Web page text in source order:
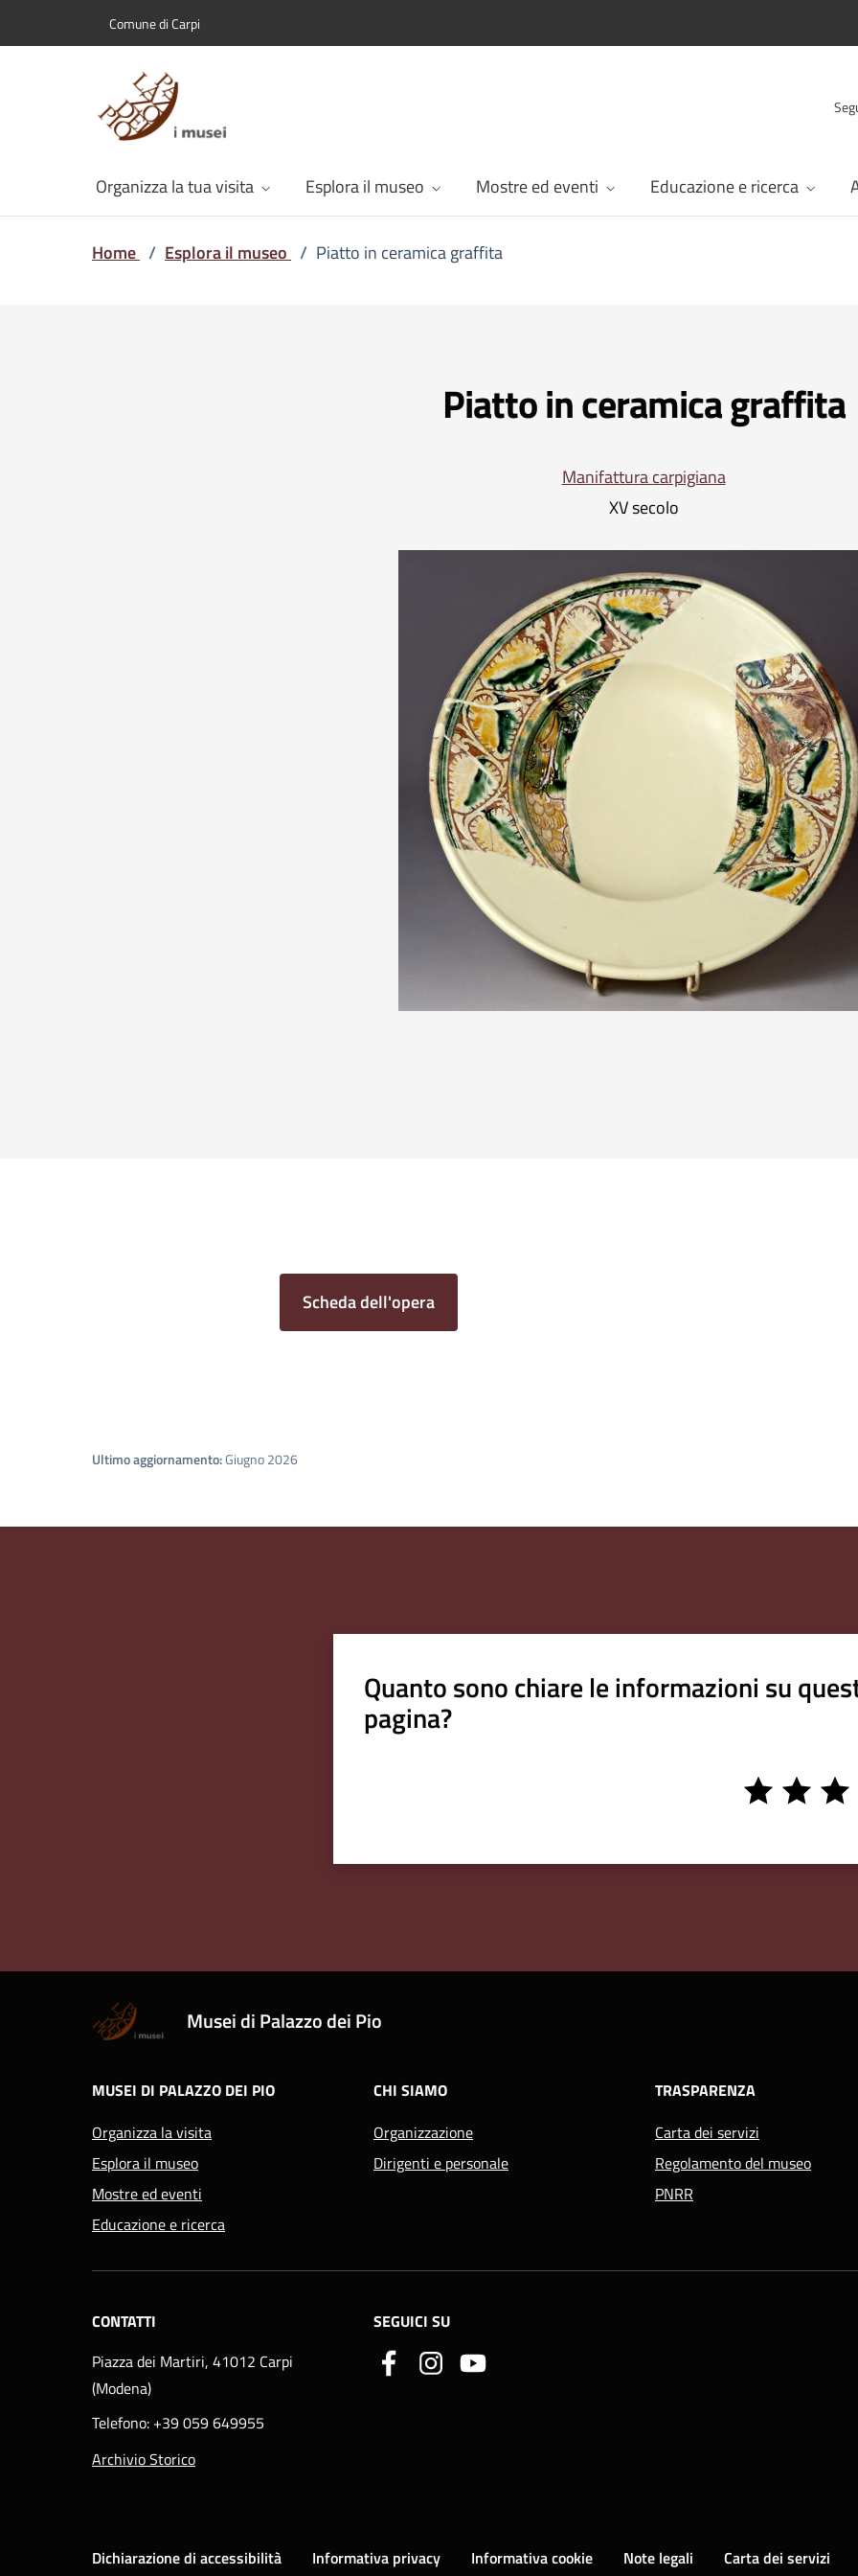
Comune di Carpi
Organizza la tua visita Esplora il museo Mostre ed eventi Educazione e ricerca
Home / Esplora il museo / Piatto in ceramica graffita
Piatto in ceramica graffita
Manifattura carpigiana
XV secolo
Scheda dell'opera
Ultimo aggiornamento:Giugno 2026
Quanto sono chiare le informazioni su
pagina?
3
stars
2
stars
1
stars
Musei di Palazzo dei Pio
MUSEI DI PALAZZO DEI PIO
Organizza la visita
Esplora il museo
Mostre ed eventi
Educazione e ricerca
CHI SIAMO
Organizzazione
Dirigenti e personale
TRASPARENZA
Carta dei servizi
Regolamento del museo
PNRR
CONTATTI
Piazza dei Martiri, 41012 Carpi
(Modena)
Telefono: +39 059 649955
Archivio Storico
SEGUICI SU
Dichiarazione di accessibilità Informativa privacy Informativa cookie Note legali Carta dei servizi